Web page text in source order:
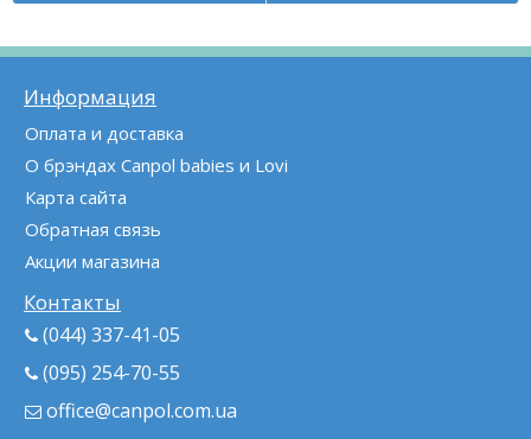
Информация
Оплата и доставка
О брэндах Canpol babies и Lovi
Карта сайта
Обратная связь
Акции магазина
Контакты
(044) 337-41-05
(095) 254-70-55
office@canpol.com.ua